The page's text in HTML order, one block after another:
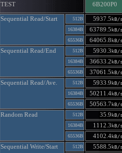
TEST
6B200P0
Sequential Read/Start
512B 5937.5 kB/
16384B
63789.5 kB/
65536B
64065.8 kB/
Sequential Read/End 512B 5930.3 kB/
16384B
36633.2 kB/
65536B
37061.5 kB/
Sequential Read/Ave. 512B 5933.9 kB/
16384B
50211.4kB/
65536B
50563.7 kB/
Random Read 512B 35.9 kB/
16384B
1112.3 kB/
65536B
4102.4kB/
Sequential Write/Start 512B 5588.5 kB/